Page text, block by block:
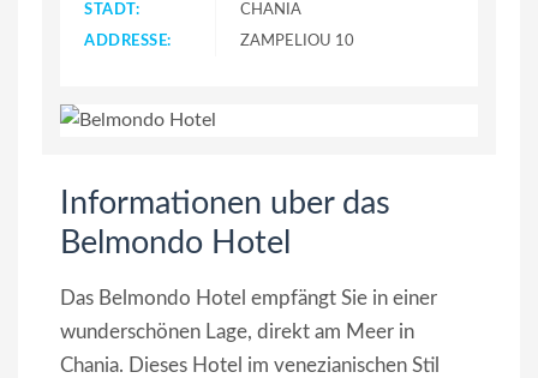
STADT:
CHANIA
ADDRESSE:
ZAMPELIOU 10
Informationen uber das
Belmondo Hotel
Das Belmondo Hotel empfängt Sie in einer
wunderschönen Lage, direkt am Meer in
Chania. Dieses Hotel im venezianischen Stil